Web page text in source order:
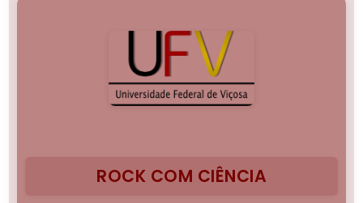
ROCK COM CIÊNCIA